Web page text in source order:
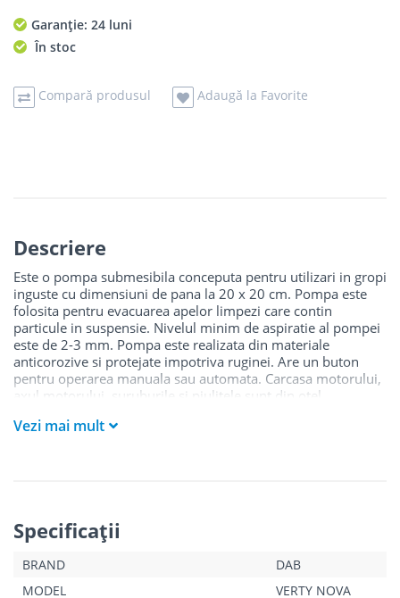
Garanție: 24 luni
În stoc
Compară produsul Adaugă la Favorite
Descriere
Este o pompa submesibila conceputa pentru utilizari in gropi
inguste cu dimensiuni de pana la 20 x 20 cm. Pompa este
folosita pentru evacuarea apelor limpezi care contin
particule in suspensie. Nivelul minim de aspiratie al pompei
este de 2-3 mm. Pompa este realizata din materiale
anticorozive si protejate impotriva ruginei. Are un buton
pentru operarea manuala sau automata. Carcasa motorului,
axul motorului, suruburile si piulitele sunt din otel
noryl.
Vezi mai mult
Specificaţii
BRAND
DAB
MODEL
VERTY NOVA